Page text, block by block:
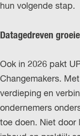
hun volgende stap.
Datagedreven
Ook in 2026 pakt
Changemakers.
verdieping en
ondernemers
toe doen. Niet door